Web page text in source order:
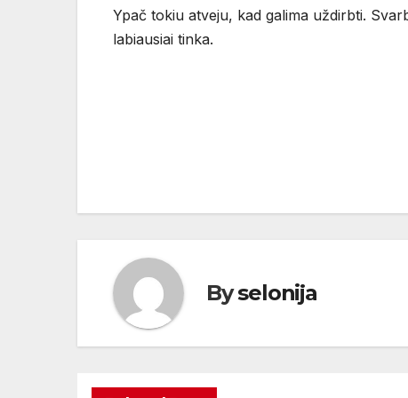
Ypač tokiu atveju, kad galima uždirbti.
labiausiai tinka.
įrašų
Byselonija